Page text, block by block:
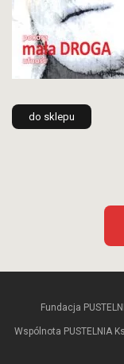
do sklepu
Fundacja
Wspólnota PUSTELNIA